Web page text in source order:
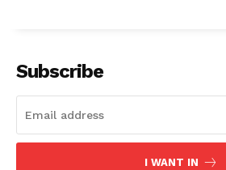
Subscribe
I WANT IN